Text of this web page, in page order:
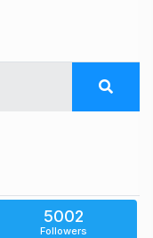
5002
Followers